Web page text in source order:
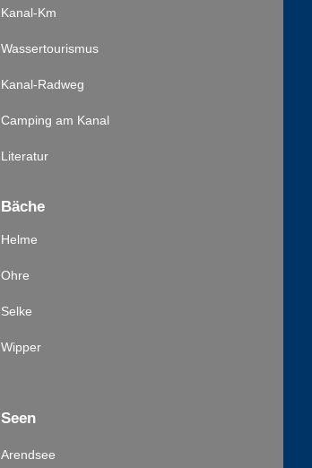
Kanal-Km
Wassertourismus
Kanal-Radweg
Camping am Kanal
Literatur
Bäche
Helme
Ohre
Selke
Wipper
Seen
Arendsee